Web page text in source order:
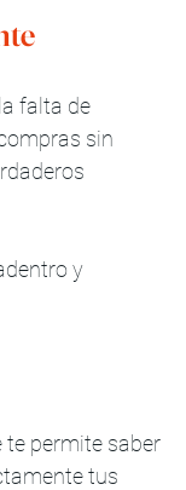
falta de
sin
y
te permite saber
tus